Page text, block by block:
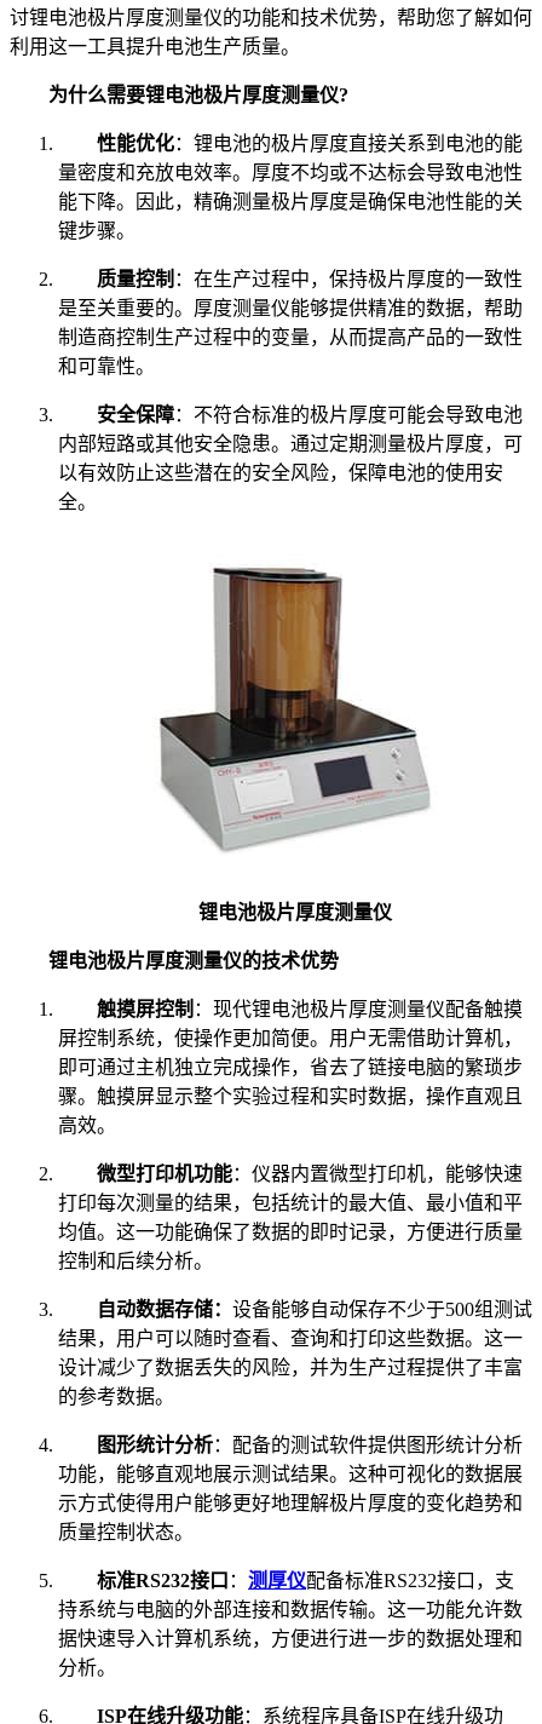
讨锂电池极片厚度测量仪的功能和技术优势，帮助您了解如何
利用这一工具提升电池生产质量。
为什么需要锂电池极片厚度测量仪?
性能优化：锂电池的极片厚度直接关系到电池的能
量密度和充放电效率。厚度不均或不达标会导致电池性
能下降。因此，精确测量极片厚度是确保电池性能的关
键步骤。
质量控制 ：在生产过程中，保持极片厚度的一致性
是至关重要的。厚度测量仪能够提供精准的数据，帮助
制造商控制生产过程中的变量，从而提高产品的一致性
和可靠性。
安全保障：不符合标准的极片厚度可能会导致电池
内部短路或其他安全隐患。通过定期测量极片厚度，可
以有效防止这些潜在的安全风险，保障电池的使用安
全。
锂电池极片厚度测量仪
锂电池极片厚度测量仪的技术优势
触摸屏控制 ：现代锂电池极片厚度测量仪配备触摸
屏控制系统，使操作更加简便。用户无需借助计算机，
即可通过主机独立完成操作，省去了链接电脑的繁琐步
骤。触摸屏显示整个实验过程和实时数据，操作直观且
高效。
微型打印机功能：仪器内置微型打印机，能够快速
打印每次测量的结果，包括统计的最大值、最小值和平
均值。这一功能确保了数据的即时记录，方便进行质量
控制和后续分析。
自动数据存储： 设备能够自动保存不少于500组测试
结果，用户可以随时查看、查询和打印这些数据。这一
设计减少了数据丢失的风险，并为生产过程提供了丰富
的参考数据。
图形统计分析：配备的测试软件提供图形统计分析
功能，能够直观地展示测试结果。这种可视化的数据展
示方式使得用户能够更好地理解极片厚度的变化趋势和
质量控制状态。
标准RS232接口 ： 测厚仪配备标准RS232接口，支
持系统与电脑的外部连接和数据传输。这一功能允许数
据快速导入计算机系统，方便进行进一步的数据处理和
分析。
ISP在线升级功能：系统程序具备ISP在线升级功